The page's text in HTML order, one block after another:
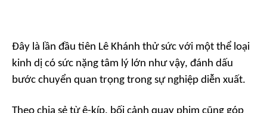
Đây là lần đầu tiên Lê Khánh thử sức với một thể loại
kinh dị có sức nặng tâm lý lớn như vậy, đánh dấu
bước chuyển quan trọng trong sự nghiệp diễn xuất.